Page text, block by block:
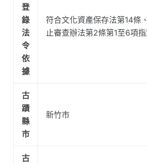
登
錄
法
令
依
據
符合文化資產保存法第14條
止審查辦法第2條第1至6項指
古
蹟
縣
市
新竹市
古